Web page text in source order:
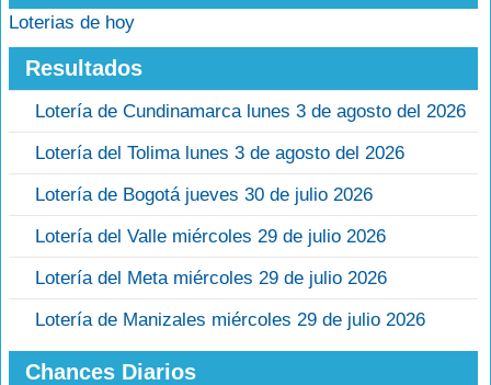
Loterias de hoy
Resultados
Lotería de Cundinamarca lunes 3 de agosto del 2026
Lotería del Tolima lunes 3 de agosto del 2026
Lotería de Bogotá jueves 30 de julio 2026
Lotería del Valle miércoles 29 de julio 2026
Lotería del Meta miércoles 29 de julio 2026
Lotería de Manizales miércoles 29 de julio 2026
Chances Diarios